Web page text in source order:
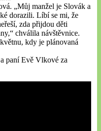
„Můj manžel je Slovák a
dorazili. Líbí se mi, že
zda přijdou děti
chválila návštěvnice.
kdy je plánovaná
paní Evě Vlkové za